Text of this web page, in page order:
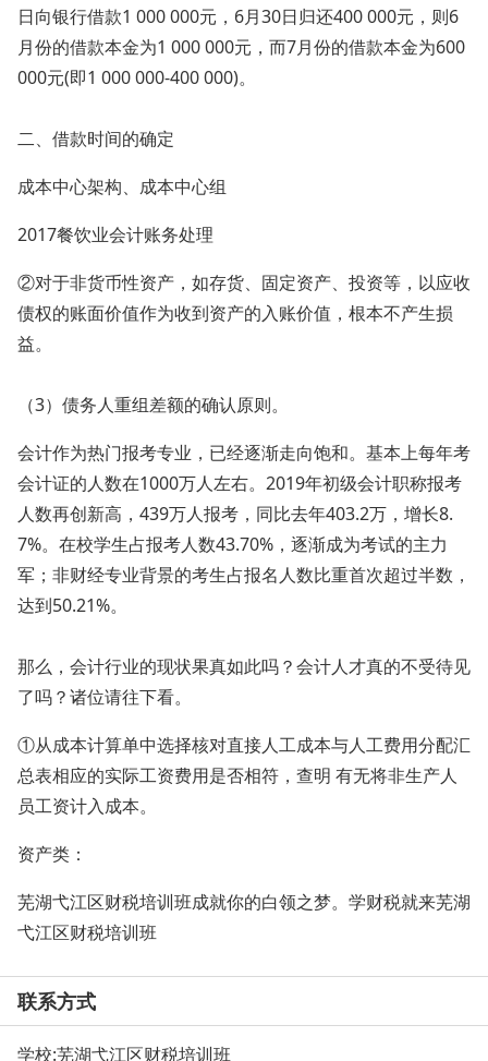
日向银行借款1 000 000元，6月30日归还400 000元，则6
月份的借款本金为1 000 000元，而7月份的借款本金为600
000元(即1 000 000-400 000)。
二、借款时间的确定
成本中心架构、成本中心组
2017餐饮业会计账务处理
②对于非货币性资产，如存货、固定资产、投资等，以应收
债权的账面价值作为收到资产的入账价值，根本不产生损
益。
（3）债务人重组差额的确认原则。
会计作为热门报考专业，已经逐渐走向饱和。基本上每年考
会计证的人数在1000万人左右。2019年初级会计职称报考
人数再创新高，439万人报考，同比去年403.2万，增长8.
7%。在校学生占报考人数43.70%，逐渐成为考试的主力
军；非财经专业背景的考生占报名人数比重首次超过半数，
达到50.21%。
那么，会计行业的现状果真如此吗？会计人才真的不受待见
了吗？诸位请往下看。
①从成本计算单中选择核对直接人工成本与人工费用分配汇
总表相应的实际工资费用是否相符，查明 有无将非生产人
员工资计入成本。
资产类：
芜湖弋江区财税培训班成就你的白领之梦。学财税就来芜湖
弋江区财税培训班
联系方式
学校:芜湖弋江区财税培训班